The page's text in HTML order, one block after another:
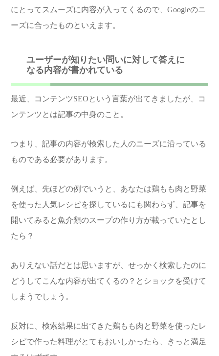
にとってスムーズに内容が入ってくるので、Googleのニ
ーズに合ったものといえます。
ユーザーが知りたい問いに対して答えに
なる内容が書かれている
最近、コンテンツSEOという言葉が出てきましたが、コ
ンテンツとは記事の中身のこと。
つまり、記事の内容が検索した人のニーズに沿っている
ものである必要があります。
例えば、先ほどの例でいうと、あなたは鶏もも肉と野菜
を使った人気レシピを探しているにも関わらず、記事を
開いてみると魚介類のスープの作り方が載っていたとし
たら？
ありえない話だとは思いますが、せっかく検索したのに
どうしてこんな内容が出てくるの？とショックを受けて
しまうでしょう。
反対に、検索結果に出てきた鶏もも肉と野菜を使ったレ
シピで作った料理がとてもおいしかったら、きっと満足